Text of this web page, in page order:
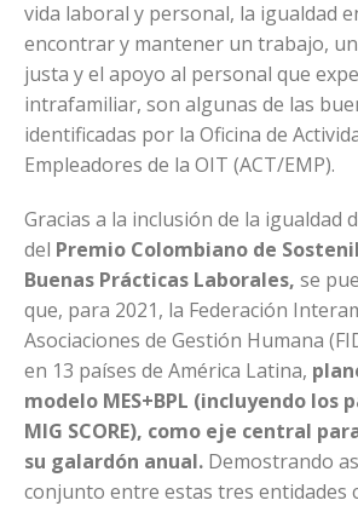
vida laboral y personal, la igualdad
encontrar y mantener un trabajo,
justa y el apoyo al personal que
intrafamiliar, son algunas de las
identificadas por la Oficina de
Empleadores de la OIT (ACT/EMP).
Gracias a la inclusión de la igualdad
del Premio Colombiano de
Buenas Prácticas Laborales, se
que, para 2021, la Federación
Asociaciones de Gestión Humana
en 13 países de América Latina,
modelo MES+BPL (incluyendo los
MIG SCORE), como eje central
su galardón anual. Demostrando
conjunto entre estas tres entidades